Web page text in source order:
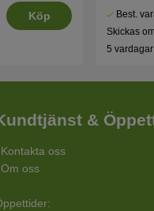
Köp
Best.
Skickas
5 vardagar
&
Kontakta oss
Om oss